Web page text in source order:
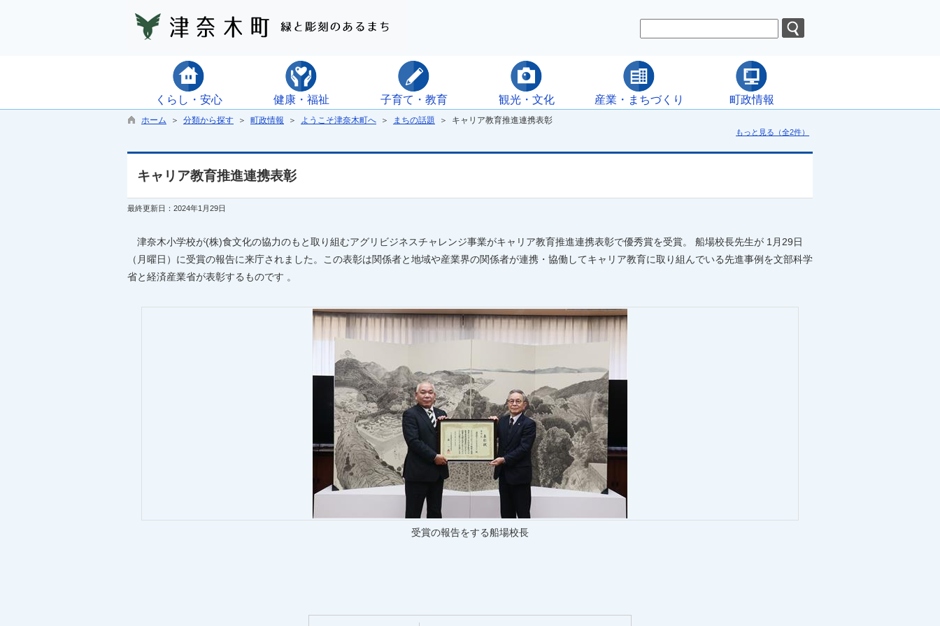
くらし・安心 健康・福祉 子育て・教育 観光・文化 産業・まちづくり 町政情報
ホーム ＞ 分類から探す ＞ 町政情報 ＞ ようこそ津奈木町へ ＞ まちの話題 ＞ キャリア教育推進連携表彰
もっと見る（全2件）
キャリア教育推進連携表彰
最終更新日：2024年1月29日
津奈木小学校が(株)食文化の協力のもと取り組むアグリビジネスチャレンジ事業がキャリア教育推進連携表彰で優秀賞を受賞。 船場校長先生が 1月29日
（月曜日）に受賞の報告に来庁されました。この表彰は関係者と地域や産業界の関係者が連携・協働してキャリア教育に取り組んでいる先進事例を文部科学
省と経済産業省が表彰するものです 。
受賞の報告をする船場校長